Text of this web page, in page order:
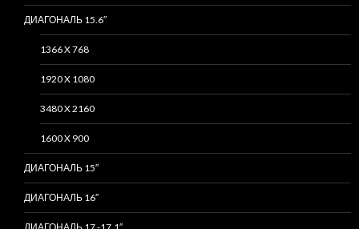
ДИАГОНАЛЬ 15.6″
1366 X 768
1920 X 1080
3480 X 2160
1600 X 900
ДИАГОНАЛЬ 15″
ДИАГОНАЛЬ 16″